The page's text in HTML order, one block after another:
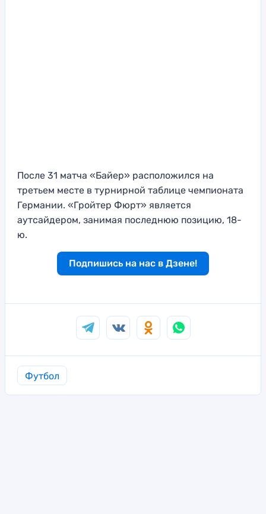
После 31 матча «Байер» расположился на
третьем месте в турнирной таблице чемпионата
Германии. «Гройтер Фюрт» является
аутсайдером, занимая последнюю позицию, 18-
ю.
Подпишись на нас в Дзене!
Футбол